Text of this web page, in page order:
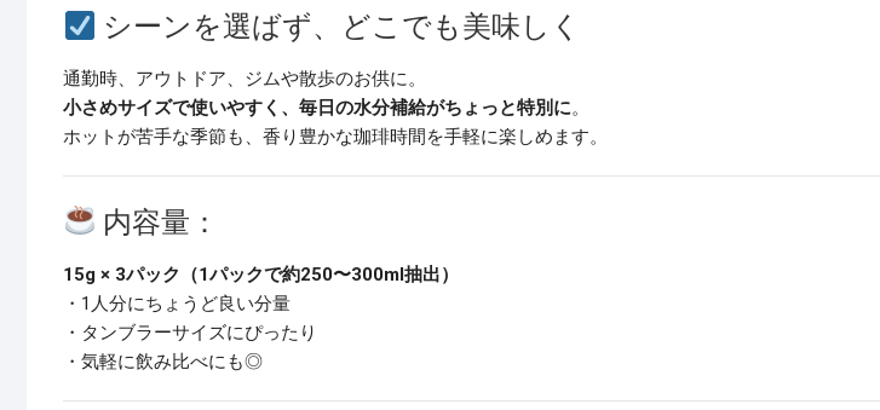
シーンを選ばず、どこでも美味しく
通勤時、アウトドア、ジムや散歩のお供に。
小さめサイズで使いやすく、毎日の水分補給がちょっと特別に。
ホットが苦手な季節も、香り豊かな珈琲時間を手軽に楽しめます。
内容量：
15g × 3パック（1パックで約250〜300ml抽出）
・1人分にちょうど良い分量
・タンブラーサイズにぴったり
・気軽に飲み比べにも◎